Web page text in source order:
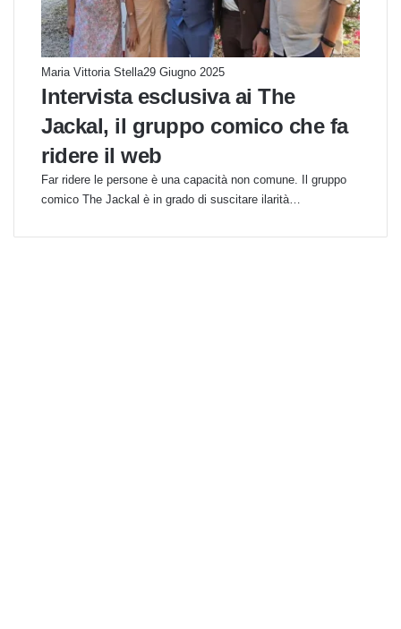
Maria Vittoria Stella29 Giugno 2025
Intervista esclusiva ai The
Jackal, il gruppo comico che fa
ridere il web
Far ridere le persone è una capacità non comune. Il gruppo
comico The Jackal è in grado di suscitare ilarità…